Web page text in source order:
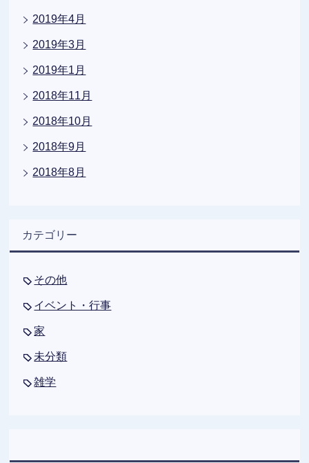
2019年4月
2019年3月
2019年1月
2018年11月
2018年10月
2018年9月
2018年8月
カテゴリー
その他
イベント・行事
家
未分類
雑学